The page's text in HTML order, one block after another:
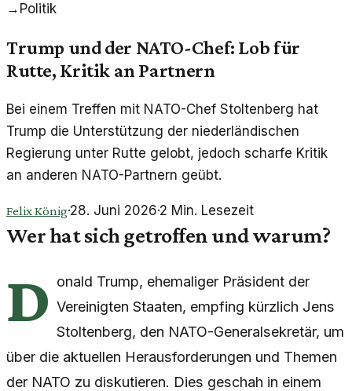
→ Politik
Trump und der NATO-Chef: Lob für
Rutte, Kritik an Partnern
Bei einem Treffen mit NATO-Chef Stoltenberg hat
Trump die Unterstützung der niederländischen
Regierung unter Rutte gelobt, jedoch scharfe Kritik
an anderen NATO-Partnern geübt.
Felix König·28. Juni 2026·2 Min. Lesezeit
Wer hat sich getroffen und warum?
D onald Trump, ehemaliger Präsident der
Vereinigten Staaten, empfing kürzlich Jens
Stoltenberg, den NATO-Generalsekretär, um
über die aktuellen Herausforderungen und Themen
der NATO zu diskutieren. Dies geschah in einem